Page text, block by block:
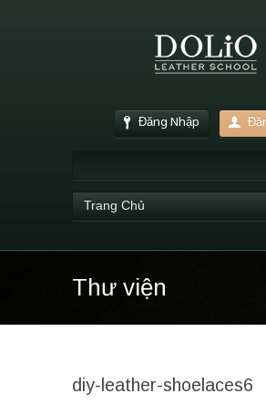
Đăng Nhập
Trang Chủ
Thư viện
diy-leather-shoelaces6